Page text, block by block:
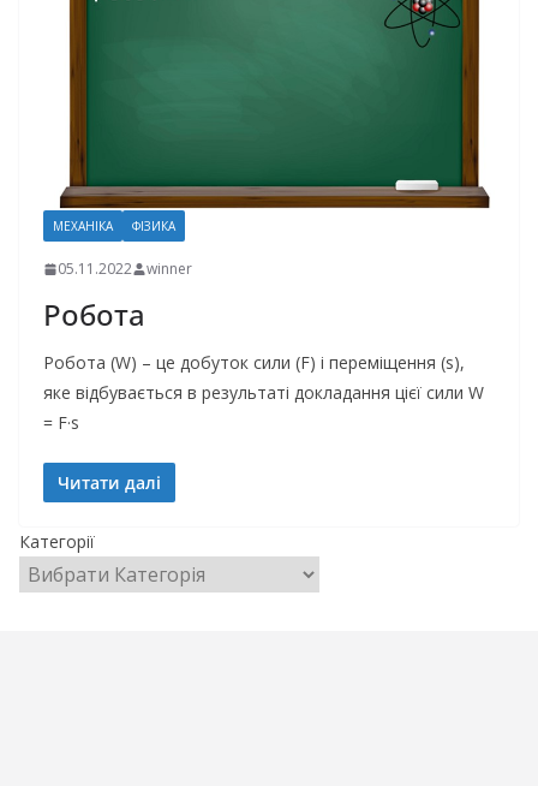
МЕХАНІКА ФІЗИКА
05.11.2022 winner
Робота
Робота (W) – це добуток сили (F) і переміщення (s),
яке відбувається в результаті докладання цієї сили W
= F·s
Читати далі
Категорії